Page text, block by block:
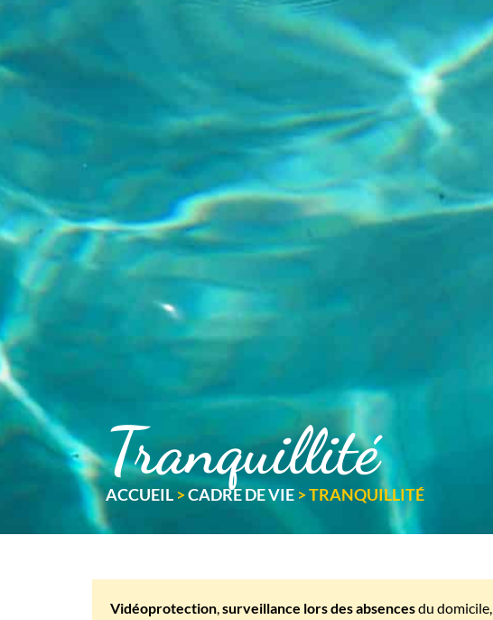
Tranquillité
ACCUEIL >CADRE DE VIE >TRANQUILLITÉ
Vidéoprotection,surveillance lors des absencesdu domicile,